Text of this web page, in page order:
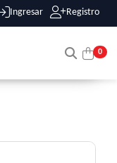
Ingresar Registro
0